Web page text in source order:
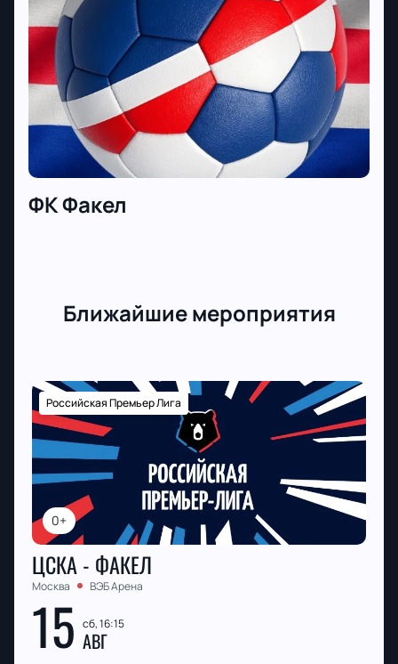
ФК Факел
Ближайшие мероприятия
0+
Российская Премьер Лига
ЦСКА - ФАКЕЛ
Москва ВЭБ Арена
15 сб, 16:15
АВГ